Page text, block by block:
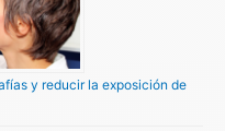
y reducir la exposición de